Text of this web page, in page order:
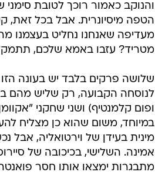
והנוקב כאמור רוכך לטובת
הטפה מיסיונרית. אבל בכל
מעדיפה שאנחנו נחליט בעצמנו
מטריד? עזבו באמא שלכם,
שלושה פרקים בלבד יש בעונה
לנוסחה הקבועה, רק שליש מהם
ופום קלמנטיף) ושני שחקני
במיוחד, משום שהוא כן מצליח
מינית בעידן של וירטואליה, אבל
אמינה. השלישי, בכיכובה של
מתבגרות ימצאו אותו חסר פואנטה